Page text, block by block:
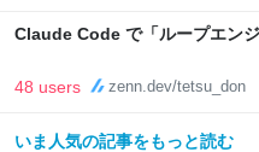
Claude Code で「ループエン
48 users zenn.dev/tetsu_don
いま人気の記事をもっと読む